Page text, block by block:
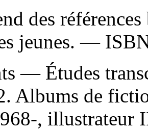
des
jeunes. —
— Études
Albums de
, illustrateur